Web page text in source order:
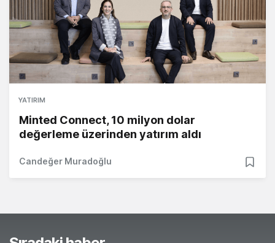
YATIRIM
Minted Connect, 10 milyon dolar
değerleme üzerinden yatırım aldı
Candeğer Muradoğlu